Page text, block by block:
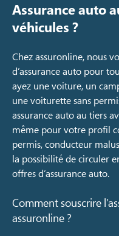
Assurance auto
véhicules ?
Chez assuronline, nous
d’assurance auto pour
ayez une voiture, un
une voiturette sans
assurance auto au tiers
même pour votre profil
permis, conducteur
la possibilité de circuler
offres d’assurance auto.
Comment souscrire
assuronline ?